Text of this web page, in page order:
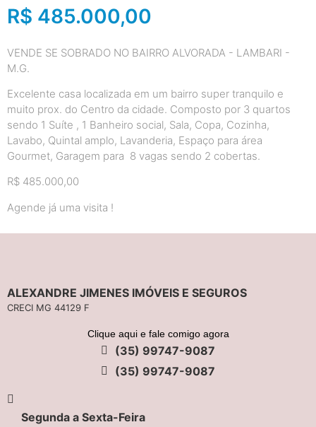
R$ 485.000,00
VENDE SE SOBRADO NO BAIRRO ALVORADA - LAMBARI -
M.G.
Excelente casa localizada em um bairro super tranquilo e
muito prox. do Centro da cidade. Composto por 3 quartos
sendo 1 Suíte , 1 Banheiro social, Sala, Copa, Cozinha,
Lavabo, Quintal amplo, Lavanderia, Espaço para área
Gourmet, Garagem para 8 vagas sendo 2 cobertas.
R$ 485.000,00
Agende já uma visita !
ALEXANDRE JIMENES IMÓVEIS E SEGUROS
CRECI MG 44129 F
Clique aqui e fale comigo agora
(35) 99747-9087
(35) 99747-9087
Segunda a Sexta-Feira